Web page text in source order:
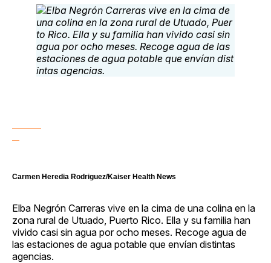
Carmen Heredia Rodriguez/Kaiser Health News
Elba Negrón Carreras vive en la cima de una colina en la
zona rural de Utuado, Puerto Rico. Ella y su familia han
vivido casi sin agua por ocho meses. Recoge agua de
las estaciones de agua potable que envían distintas
agencias.